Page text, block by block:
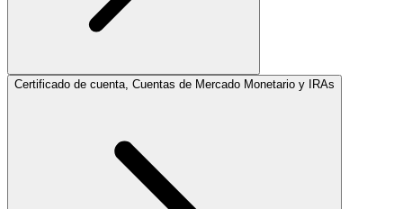
Certificado de cuenta, Cuentas de Mercado Monetario y IRAs